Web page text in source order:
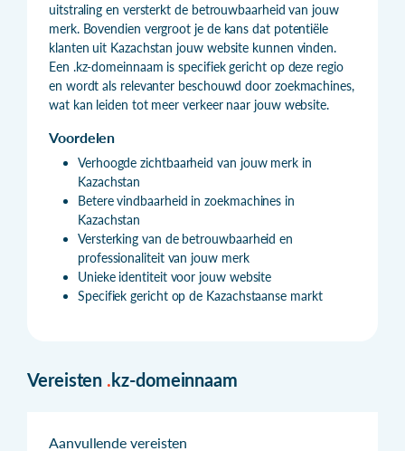
uitstraling en versterkt de betrouwbaarheid van jouw
merk. Bovendien vergroot je de kans dat potentiële
klanten uit Kazachstan jouw website kunnen vinden.
Een .kz-domeinnaam is specifiek gericht op deze regio
en wordt als relevanter beschouwd door zoekmachines,
wat kan leiden tot meer verkeer naar jouw website.
Voordelen
Verhoogde zichtbaarheid van jouw merk in
Kazachstan
Betere vindbaarheid in zoekmachines in
Kazachstan
Versterking van de betrouwbaarheid en
professionaliteit van jouw merk
Unieke identiteit voor jouw website
Specifiek gericht op de Kazachstaanse markt
Vereisten .kz-domeinnaam
Aanvullende vereisten